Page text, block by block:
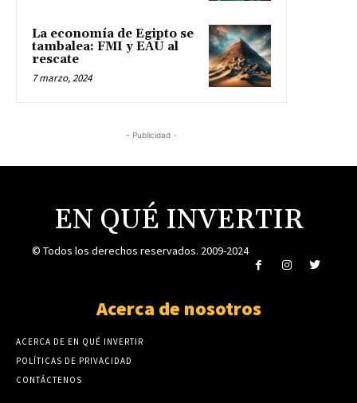
La economía de Egipto se
tambalea: FMI y EAU al
rescate
7 marzo, 2024
- Publicidad -
EN QUÉ INVERTIR
© Todos los derechos reservados. 2009-2024
Acerca de nosotros
ACERCA DE EN QUÉ INVERTIR
POLÍTICAS DE PRIVACIDAD
CONTÁCTENOS